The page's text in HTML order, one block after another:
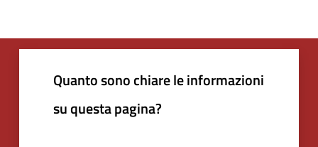
Quanto sono chiare le informazioni
su questa pagina?